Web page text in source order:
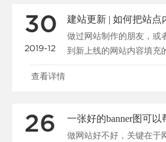
30
2019-12
做过网站制作的朋友，或
到新上线的网站内容填充
很多资料，我们怎......
查看详情
26
做网站好不好，关键在于